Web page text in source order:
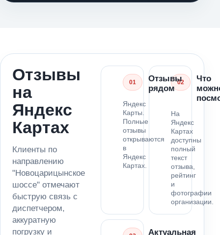
Отзывы
на
Яндекс
Картах
Клиенты по
направлению
"Новоцарицынское
шоссе" отмечают
быструю связь с
диспетчером,
аккуратную
погрузку и
01
Отзывы
рядом
Яндекс
Карты.
Полные
отзывы
открываются
в
Яндекс
Картах.
02
Что
На
Яндекс
Картах
доступны
полный
текст
отзыва,
рейтинг
и
фотографии
организации.
Актуальная